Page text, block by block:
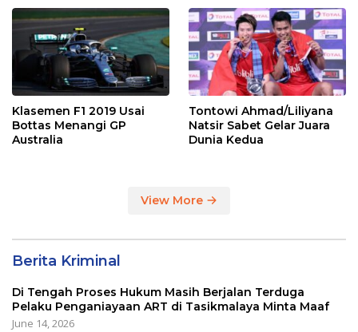
Klasemen F1 2019 Usai
Bottas Menangi GP
Australia
Tontowi Ahmad/Liliyana
Natsir Sabet Gelar Juara
Dunia Kedua
View More
Berita Kriminal
Di Tengah Proses Hukum Masih Berjalan Terduga
Pelaku Penganiayaan ART di Tasikmalaya Minta Maaf
June 14, 2026